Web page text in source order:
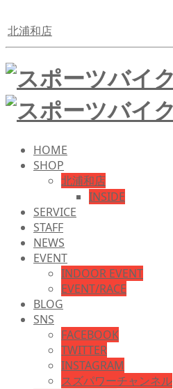
北浦和店
HOME
SHOP
北浦和店
INSIDE
SERVICE
STAFF
NEWS
EVENT
INDOOR EVENT
EVENT/RACE
BLOG
SNS
FACEBOOK
TWITTER
INSTAGRAM
スズパワーチャンネル